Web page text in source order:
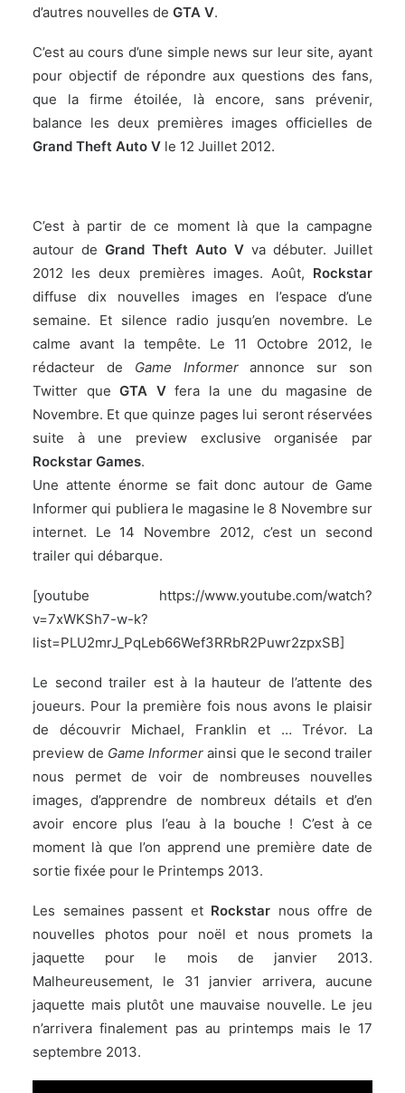
d’autres nouvelles de GTA V.
C’est au cours d’une simple news sur leur site, ayant
pour objectif de répondre aux questions des fans,
que la firme étoilée, là encore, sans prévenir,
balance les deux premières images officielles de
Grand Theft Auto V le 12 Juillet 2012.
C’est à partir de ce moment là que la campagne
autour de Grand Theft Auto V va débuter. Juillet
2012 les deux premières images. Août, Rockstar
diffuse dix nouvelles images en l’espace d’une
semaine. Et silence radio jusqu’en novembre. Le
calme avant la tempête. Le 11 Octobre 2012, le
rédacteur de Game Informerannonce sur son
Twitter queGTA Vfera la une du magasine de
Novembre. Et que quinze pages lui seront réservées
suite à une preview exclusive organisée par
Rockstar Games.
Une attente énorme se fait donc autour de Game
Informer qui publiera le magasine le 8 Novembre sur
internet. Le 14 Novembre 2012, c’est un second
trailer qui débarque.
[youtube https://www.youtube.com/watch?
v=7xWKSh7-w-k?
list=PLU2mrJ_PqLeb66Wef3RRbR2Puwr2zpxSB]
Le second trailer est à la hauteur de l’attente des
joueurs. Pour la première fois nous avons le plaisir
de découvrir Michael, Franklin et … Trévor. La
preview de Game Informer ainsi que le second trailer
nous permet de voir de nombreuses nouvelles
images, d’apprendre de nombreux détails et d’en
avoir encore plus l’eau à la bouche ! C’est à ce
moment là que l’on apprend une première date de
sortie fixée pour le Printemps 2013.
Les semaines passent et Rockstar nous offre de
nouvelles photos pour noël et nous promets la
jaquette pour le mois de janvier 2013.
Malheureusement, le 31 janvier arrivera, aucune
jaquette mais plutôt une mauvaise nouvelle. Le jeu
n’arrivera finalement pas au printemps mais le 17
septembre 2013.